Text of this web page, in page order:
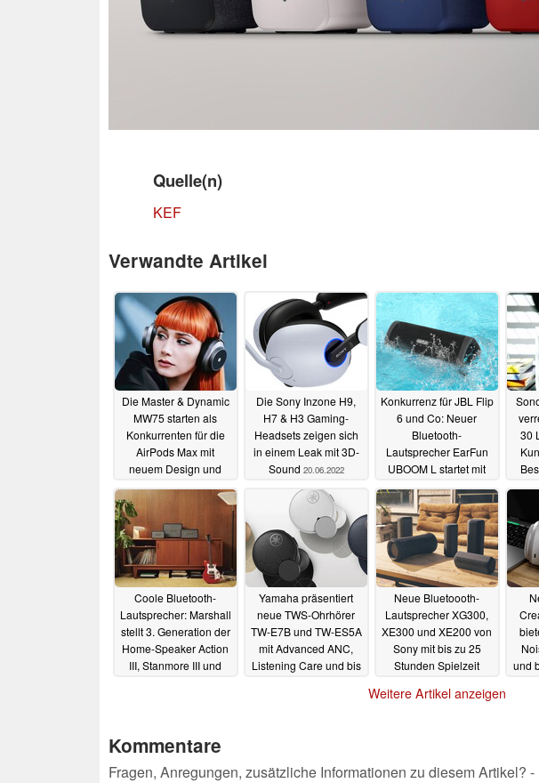
Quelle(n)
KEF
Verwandte Artikel
Die Master & Dynamic
MW75 starten als
Konkurrenten für die
AirPods Max mit
neuem Design und
Die Sony Inzone H9,
H7 & H3 Gaming-
Headsets zeigen sich
in einem Leak mit 3D-
Sound 20.06.2022
Konkurrenz für JBL Flip
6 und Co: Neuer
Bluetooth-
Lautsprecher EarFun
UBOOM L startet mit
18.06.2022
30
Coole Bluetooth-
Lautsprecher: Marshall
stellt 3. Generation der
Home-Speaker Action
III, Stanmore III und
Yamaha präsentiert
neue TWS-Ohrhörer
TW-E7B und TW-ES5A
mit Advanced ANC,
Listening Care und bis
Neue Bluetoooth-
Lautsprecher XG300,
XE300 und XE200 von
Sony mit bis zu 25
Stunden Spielzeit
und
Weitere Artikel anzeigen
Kommentare
Fragen, Anregungen, zusätzliche Informationen zu diesem Artikel?